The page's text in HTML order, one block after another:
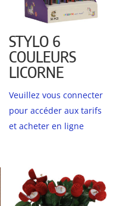
STYLO 6
COULEURS
LICORNE
Veuillez vous connecter
pour accéder aux tarifs
et acheter en ligne